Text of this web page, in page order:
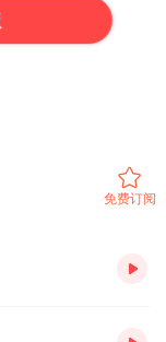
免费订阅